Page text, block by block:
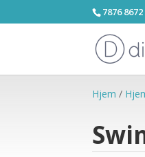
7876
Hjem /